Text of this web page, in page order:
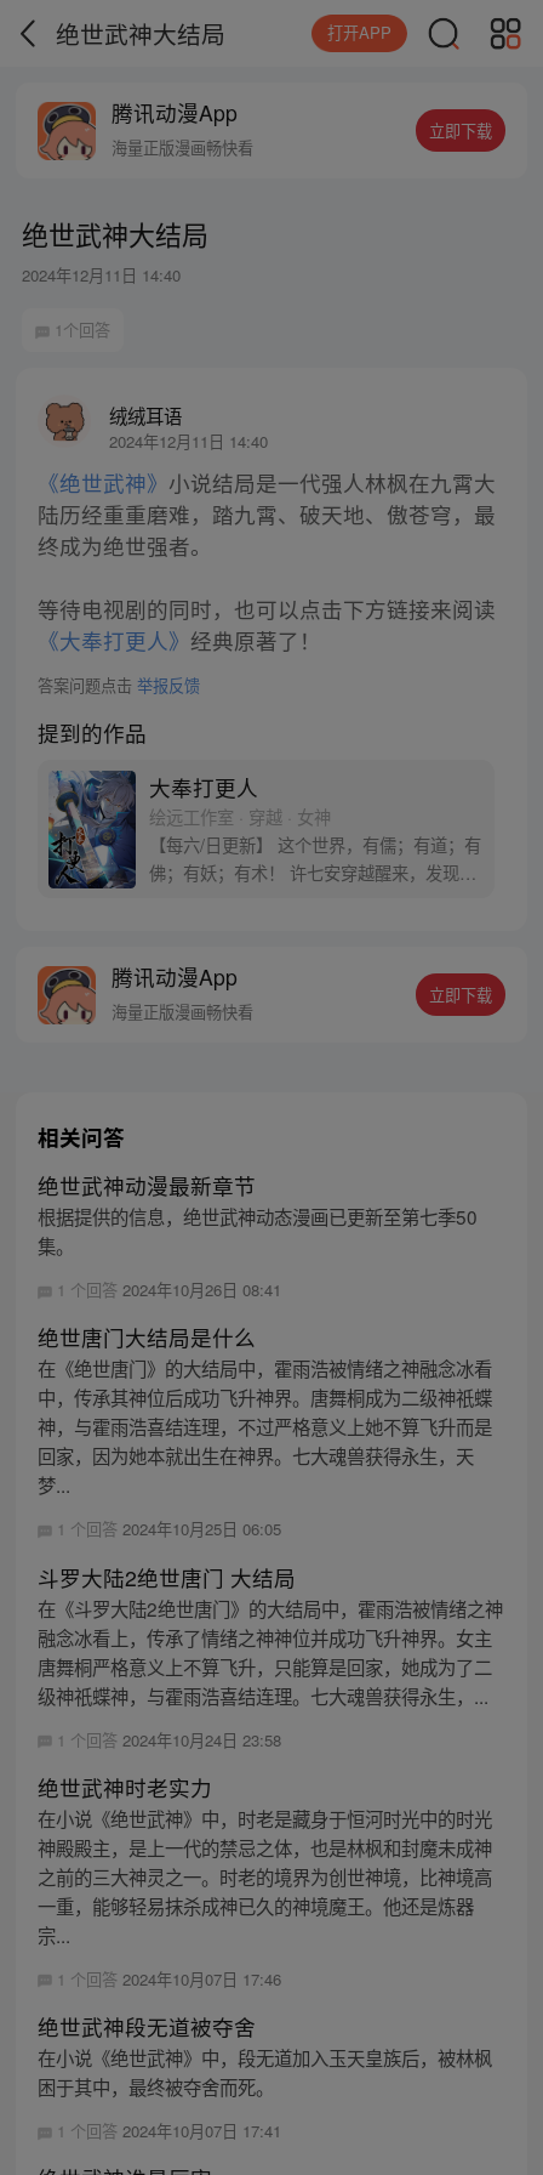
绝世武神大结局 打开APP
腾讯动漫App
海量正版漫画畅快看
立即下载
绝世武神大结局
2024年12月11日 14:40
1个回答
绒绒耳语
2024年12月11日 14:40
《绝世武神》 小说结局是一代强人林枫在九霄大
陆历经重重磨难，踏九霄、破天地、傲苍穹，最
终成为绝世强者。
等待电视剧的同时，也可以点击下方链接来阅读
《大奉打更人》 经典原著了！
答案问题点击 举报反馈
提到的作品
大奉打更人
绘远工作室 · 穿越 · 女神
【每六/日更新】 这个世界，有儒；有道；有
佛；有妖；有术！ 许七安穿越醒来，发现自
者卖报小郎君同名小说 QQ群号：
799493374
腾讯动漫App
海量正版漫画畅快看
立即下载
相关问答
绝世武神动漫最新章节
根据提供的信息，绝世武神动态漫画已更新至第七季50
集。
1 个回答 2024年10月26日 08:41
绝世唐门大结局是什么
在《绝世唐门》的大结局中，霍雨浩被情绪之神融念冰看
中，传承其神位后成功飞升神界。唐舞桐成为二级神祇蝶
神，与霍雨浩喜结连理，不过严格意义上她不算飞升而是
回家，因为她本就出生在神界。七大魂兽获得永生，天
梦...
1 个回答 2024年10月25日 06:05
斗罗大陆2绝世唐门 大结局
在《斗罗大陆2绝世唐门》的大结局中，霍雨浩被情绪之神
融念冰看上，传承了情绪之神神位并成功飞升神界。女主
唐舞桐严格意义上不算飞升，只能算是回家，她成为了二
级神祇蝶神，与霍雨浩喜结连理。七大魂兽获得永生，...
1 个回答 2024年10月24日 23:58
绝世武神时老实力
在小说《绝世武神》中，时老是藏身于恒河时光中的时光
神殿殿主，是上一代的禁忌之体，也是林枫和封魔未成神
之前的三大神灵之一。时老的境界为创世神境，比神境高
一重，能够轻易抹杀成神已久的神境魔王。他还是炼器
宗...
1 个回答 2024年10月07日 17:46
绝世武神段无道被夺舍
在小说《绝世武神》中，段无道加入玉天皇族后，被林枫
困于其中，最终被夺舍而死。
1 个回答 2024年10月07日 17:41